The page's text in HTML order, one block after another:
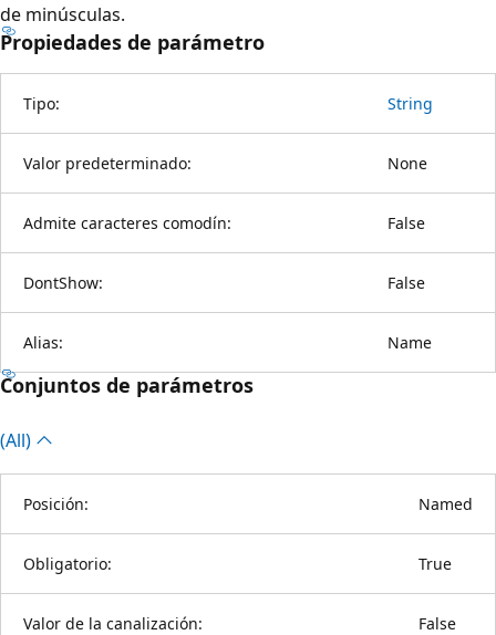
de minúsculas.
Propiedades de parámetro
Tipo: String
Valor predeterminado: None
Admite caracteres comodín: False
DontShow: False
Alias: Name
Conjuntos de parámetros
(All)
Posición: Named
Obligatorio: True
Valor de la canalización: False